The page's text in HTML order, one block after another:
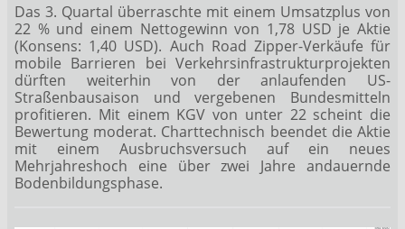
Das 3. Quartal überraschte mit einem Umsatzplus von
22 % und einem Nettogewinn von 1,78 USD je Aktie
(Konsens: 1,40 USD). Auch Road Zipper-Verkäufe für
mobile Barrieren bei Verkehrsinfrastrukturprojekten
dürften weiterhin von der anlaufenden US-
Straßenbausaison und vergebenen Bundesmitteln
profitieren. Mit einem KGV von unter 22 scheint die
Bewertung moderat. Charttechnisch beendet die Aktie
mit einem Ausbruchsversuch auf ein neues
Mehrjahreshoch eine über zwei Jahre andauernde
Bodenbildungsphase.